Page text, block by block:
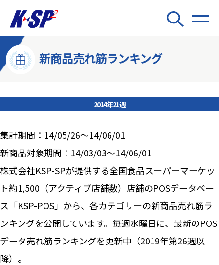
新商品売れ筋ランキング
2014年21週
集計期間：14/05/26～14/06/01
新商品対象期間：14/03/03～14/06/01
株式会社KSP-SPが提供する全国食品スーパーマーケッ
ト約1,500（アクティブ店舗数）店舗のPOSデータベー
ス「KSP-POS」から、各カテゴリーの新商品売れ筋ラ
ンキングを公開しています。毎週水曜日に、最新のPOS
データ売れ筋ランキングを更新中（2019年第26週以
降）。